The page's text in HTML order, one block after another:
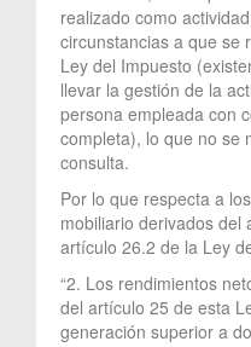
realizado como
circunstancias a que se
Ley del Impuesto
llevar la gestión de la
persona empleada con
completa), lo que no se
consulta.
Por lo que respecta a
mobiliario derivados del
artículo 26.2 de la Ley
“2. Los rendimientos
del artículo 25 de esta
generación superior a